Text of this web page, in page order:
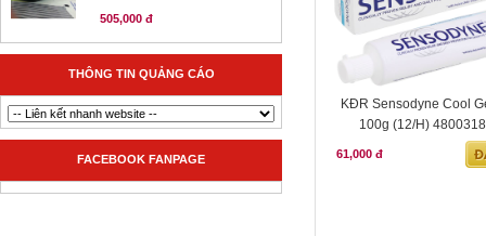
505,000 đ
THÔNG TIN QUẢNG CÁO
FACEBOOK FANPAGE
KĐR Sensodyne Cool
100g (12/H)
61,000 đ